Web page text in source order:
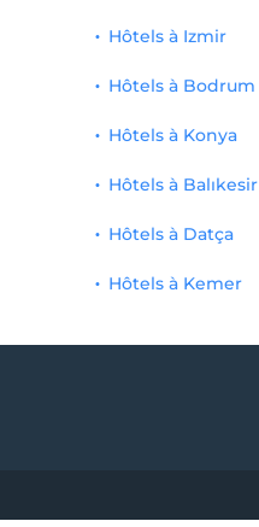
Hôtels à Izmir
Hôtels à Bodrum
Hôtels à Konya
Hôtels à Balıkesir
Hôtels à Datça
Hôtels à Kemer